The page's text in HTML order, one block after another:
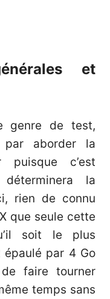
et
genre de test,
par aborder la
puisque c’est
la
rien de connu
que seule cette
soit le plus
par 4 Go
faire tourner
temps sans